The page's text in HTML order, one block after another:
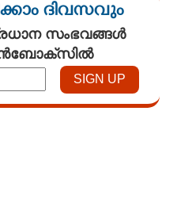
ദിവസവും
സംഭവങ്ങൾ